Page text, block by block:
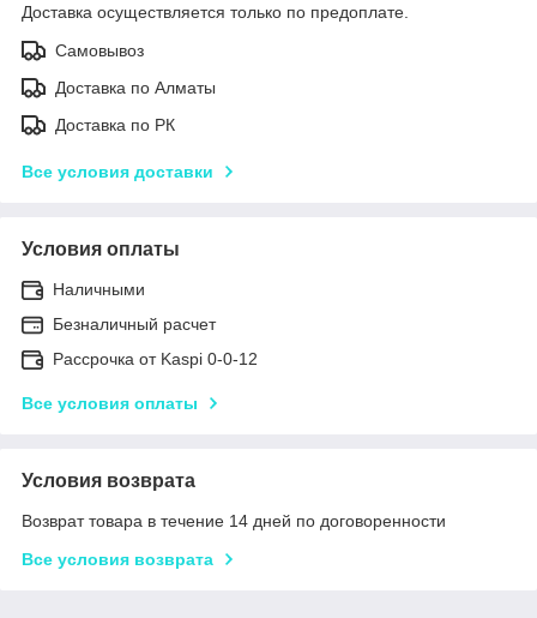
Доставка осуществляется только по предоплате.
Самовывоз
Доставка по Алматы
Доставка по РК
Все условия доставки
Условия оплаты
Наличными
Безналичный расчет
Рассрочка от Kaspi 0-0-12
Все условия оплаты
Условия возврата
Возврат товара в течение 14 дней по договоренности
Все условия возврата